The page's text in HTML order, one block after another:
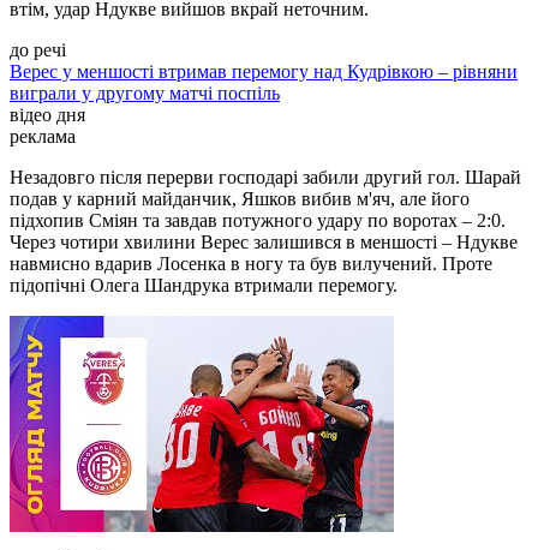
втім, удар Ндукве вийшов вкрай неточним.
до речі
Верес у меншості втримав перемогу над Кудрівкою – рівняни
виграли у другому матчі поспіль
відео дня
реклама
Незадовго після перерви господарі забили другий гол. Шарай
подав у карний майданчик, Яшков вибив м'яч, але його
підхопив Сміян та завдав потужного удару по воротах – 2:0.
Через чотири хвилини Верес залишився в меншості – Ндукве
навмисно вдарив Лосенка в ногу та був вилучений. Проте
підопічні Олега Шандрука втримали перемогу.